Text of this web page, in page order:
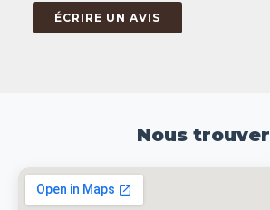
ÉCRIRE UN AVIS
Nous trouver